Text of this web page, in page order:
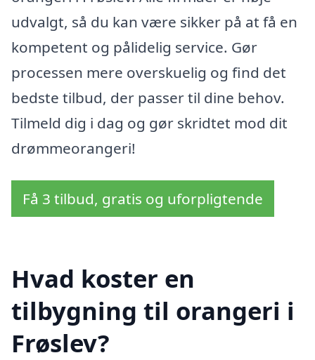
udvalgt, så du kan være sikker på at få en
kompetent og pålidelig service. Gør
processen mere overskuelig og find det
bedste tilbud, der passer til dine behov.
Tilmeld dig i dag og gør skridtet mod dit
drømmeorangeri!
Få 3 tilbud, gratis og uforpligtende
Hvad koster en
tilbygning til orangeri i
Frøslev?